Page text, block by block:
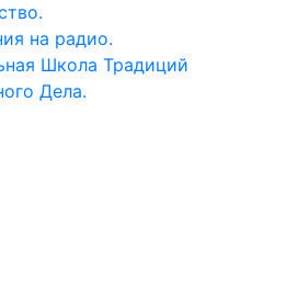
на радио.
Школа Традиций
Дела.